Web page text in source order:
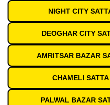
NIGHT CITY
DEOGHAR CITY
AMRITSAR BAZAR
CHAMELI
PALWAL BAZAR